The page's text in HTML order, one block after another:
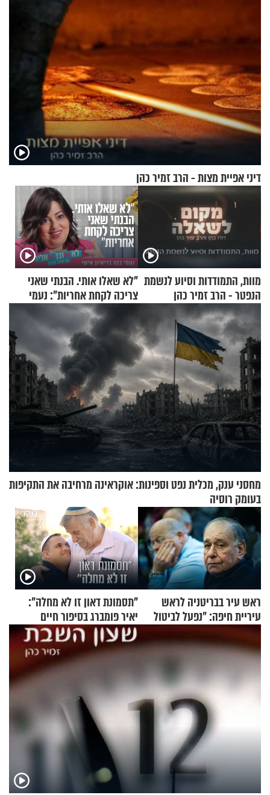
דיני אפיית מצות - הרב זמיר כהן
מוות, התמודדות וסיוע לנשמת
הנפטר - הרב זמיר כהן
"לא שאלו אותי. הבנתי שאני
צריכה לקחת אחריות": נעמי
בנט בריאיון אישי
מחסני ענק, מכלית נפט וספינות: אוקראינה מרחיבה את התקיפות
בעומק רוסיה
ראש עיר בבריטניה לראש
עיריית חיפה: ״נפעל לביטול
ברית הערים התאומות״
"תסמונת דאון זו לא מחלה":
יאיר פומברג בסיפור חיים
מעורר השראה